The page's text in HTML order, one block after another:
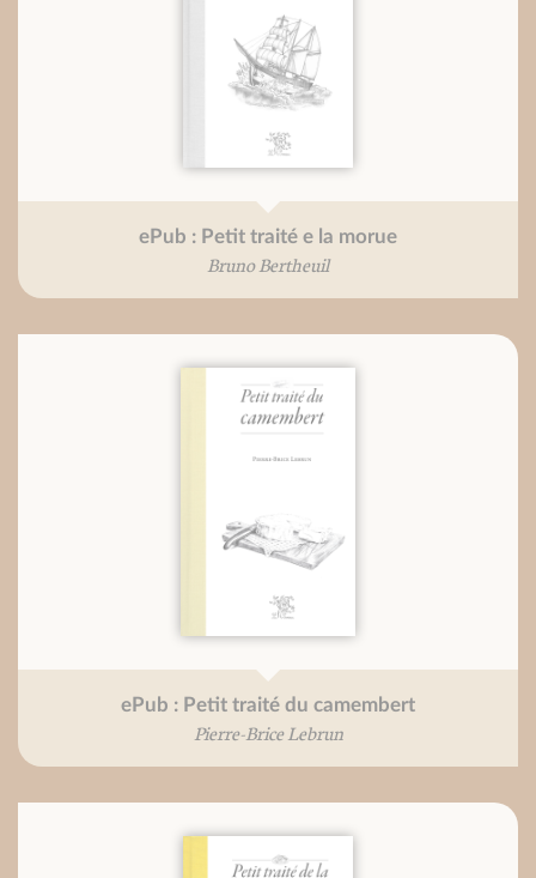
ePub : Petit traité e la morue
Bruno Bertheuil
ePub : Petit traité du camembert
Pierre-Brice Lebrun